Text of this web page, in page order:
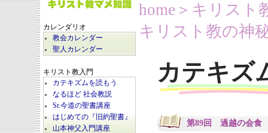
カレンダリオ
教会カレンダー
聖人カレンダー
キリスト教入門
カテキズムを読もう
なるほど 社会教説
Sr.今道の聖書講座
はじめての『旧約聖書』
山本神父入門講座
home ＞キリスト
キリスト教の神
カテキズ
第89回 過越の会食